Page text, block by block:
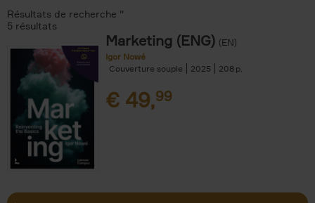
Résultats de recherche ''
5 résultats
Marketing (ENG) (EN)
Igor Nowé
Couverture souple
2025 208
€ 49,99